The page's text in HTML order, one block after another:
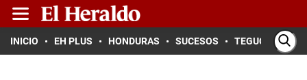
INICIO EH PLUS HONDURAS SUCESOS TEGUCIGALPA